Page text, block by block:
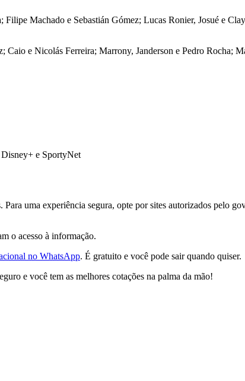
Machado e Sebastián Gómez; Lucas Ronier, Josué e
e Nicolás Ferreira; Marrony, Janderson e Pedro Rocha;
e SportyNet
uma experiência segura, opte por sites autorizados pelo
o acesso à informação.
no WhatsApp. É gratuito e você pode sair quando quiser.
e você tem as melhores cotações na palma da mão!